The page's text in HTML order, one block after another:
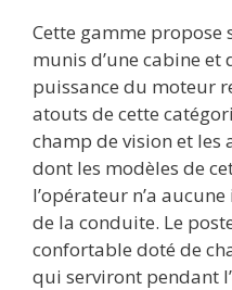
Cette gamme propose
munis d’une cabine et
puissance du moteur
atouts de cette
champ de vision et les
dont les modèles de
l’opérateur n’a
de la conduite. Le
confortable doté de
qui serviront pendant